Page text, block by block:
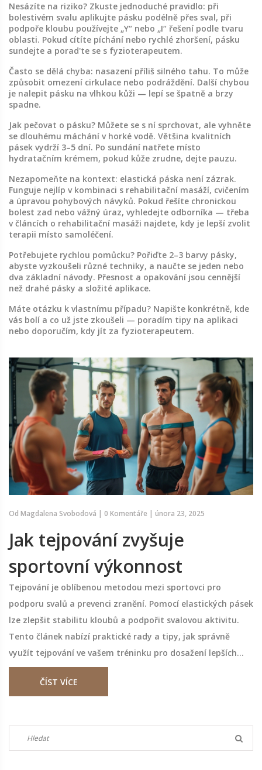
Nesázíte na riziko? Zkuste jednoduché pravidlo: při
bolestivém svalu aplikujte pásku podélně přes sval, při
podpoře kloubu používejte „Y“ nebo „I“ řešení podle tvaru
oblasti. Pokud cítíte píchání nebo rychlé zhoršení, pásku
sundejte a porad'te se s fyzioterapeutem.
Často se dělá chyba: nasazení příliš silného tahu. To může
způsobit omezení cirkulace nebo podráždění. Další chybou
je nalepit pásku na vlhkou kůži — lepí se špatně a brzy
spadne.
Jak pečovat o pásku? Můžete se s ní sprchovat, ale vyhněte
se dlouhému máchání v horké vodě. Většina kvalitních
pásek vydrží 3–5 dní. Po sundání natřete místo
hydratačním krémem, pokud kůže zrudne, dejte pauzu.
Nezapomeňte na kontext: elastická páska není zázrak.
Funguje nejlíp v kombinaci s rehabilitační masáží, cvičením
a úpravou pohybových návyků. Pokud řešíte chronickou
bolest zad nebo vážný úraz, vyhledejte odborníka — třeba
v článcích o rehabilitační masáži najdete, kdy je lepší zvolit
terapii místo samoléčení.
Potřebujete rychlou pomůcku? Pořiďte 2–3 barvy pásky,
abyste vyzkoušeli různé techniky, a naučte se jeden nebo
dva základní návody. Přesnost a opakování jsou cennější
než drahé pásky a složité aplikace.
Máte otázku k vlastnímu případu? Napište konkrétně, kde
vás bolí a co už jste zkoušeli — poradím tipy na aplikaci
nebo doporučím, kdy jít za fyzioterapeutem.
Od Magdalena Svobodová | 0 Komentáře | února 23, 2025
Jak tejpování zvyšuje
sportovní výkonnost
Tejpování je oblíbenou metodou mezi sportovci pro
podporu svalů a prevenci zranění. Pomocí elastických pásek
lze zlepšit stabilitu kloubů a podpořit svalovou aktivitu.
Tento článek nabízí praktické rady a tipy, jak správně
využít tejpování ve vašem tréninku pro dosažení lepších
výsledků na sportovním poli.
ČÍST VÍCE